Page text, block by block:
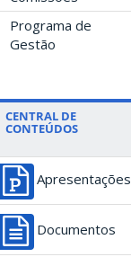
Programa de
Gestão
CENTRAL DE
CONTEÚDOS
Apresentações
Documentos